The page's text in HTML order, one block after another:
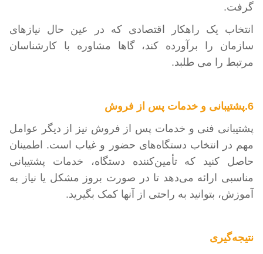
گرفت.
انتخاب یک راهکار اقتصادی که در عین حال نیازهای
سازمان را برآورده کند، گاها مشاوره با کارشناسان
مرتبط را می طلبد.
6.پشتیبانی و خدمات پس از فروش
پشتیبانی فنی و خدمات پس از فروش نیز از دیگر عوامل
مهم در انتخاب دستگاه‌های حضور و غیاب است. اطمینان
حاصل کنید که تأمین‌کننده دستگاه، خدمات پشتیبانی
مناسبی ارائه می‌دهد تا در صورت بروز مشکل یا نیاز به
آموزش، بتوانید به راحتی از آنها کمک بگیرید.
نتیجه‌گیری